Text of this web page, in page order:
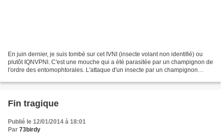
En juin dernier, je suis tombé sur cet IVNI (insecte volant non identifié) ou
plutôt IQNVPNI. C'est une mouche qui a été parasitée par un champignon de
l'ordre des entomophtorales. L'attaque d'un insecte par un champignon
Fin tragique
Publié le 12/01/2014 à 18:01
Par 73birdy